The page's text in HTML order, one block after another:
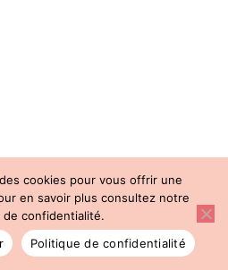
cookies pour vous offrir une
en savoir plus consultez notre
de confidentialité.
Politique de confidentialité